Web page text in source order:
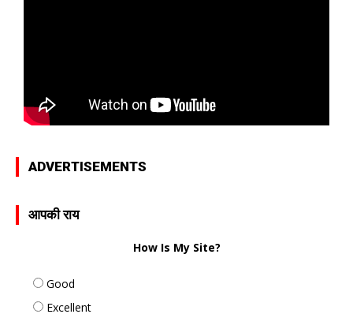
ADVERTISEMENTS
आपकी राय
How Is My Site?
Good
Excellent